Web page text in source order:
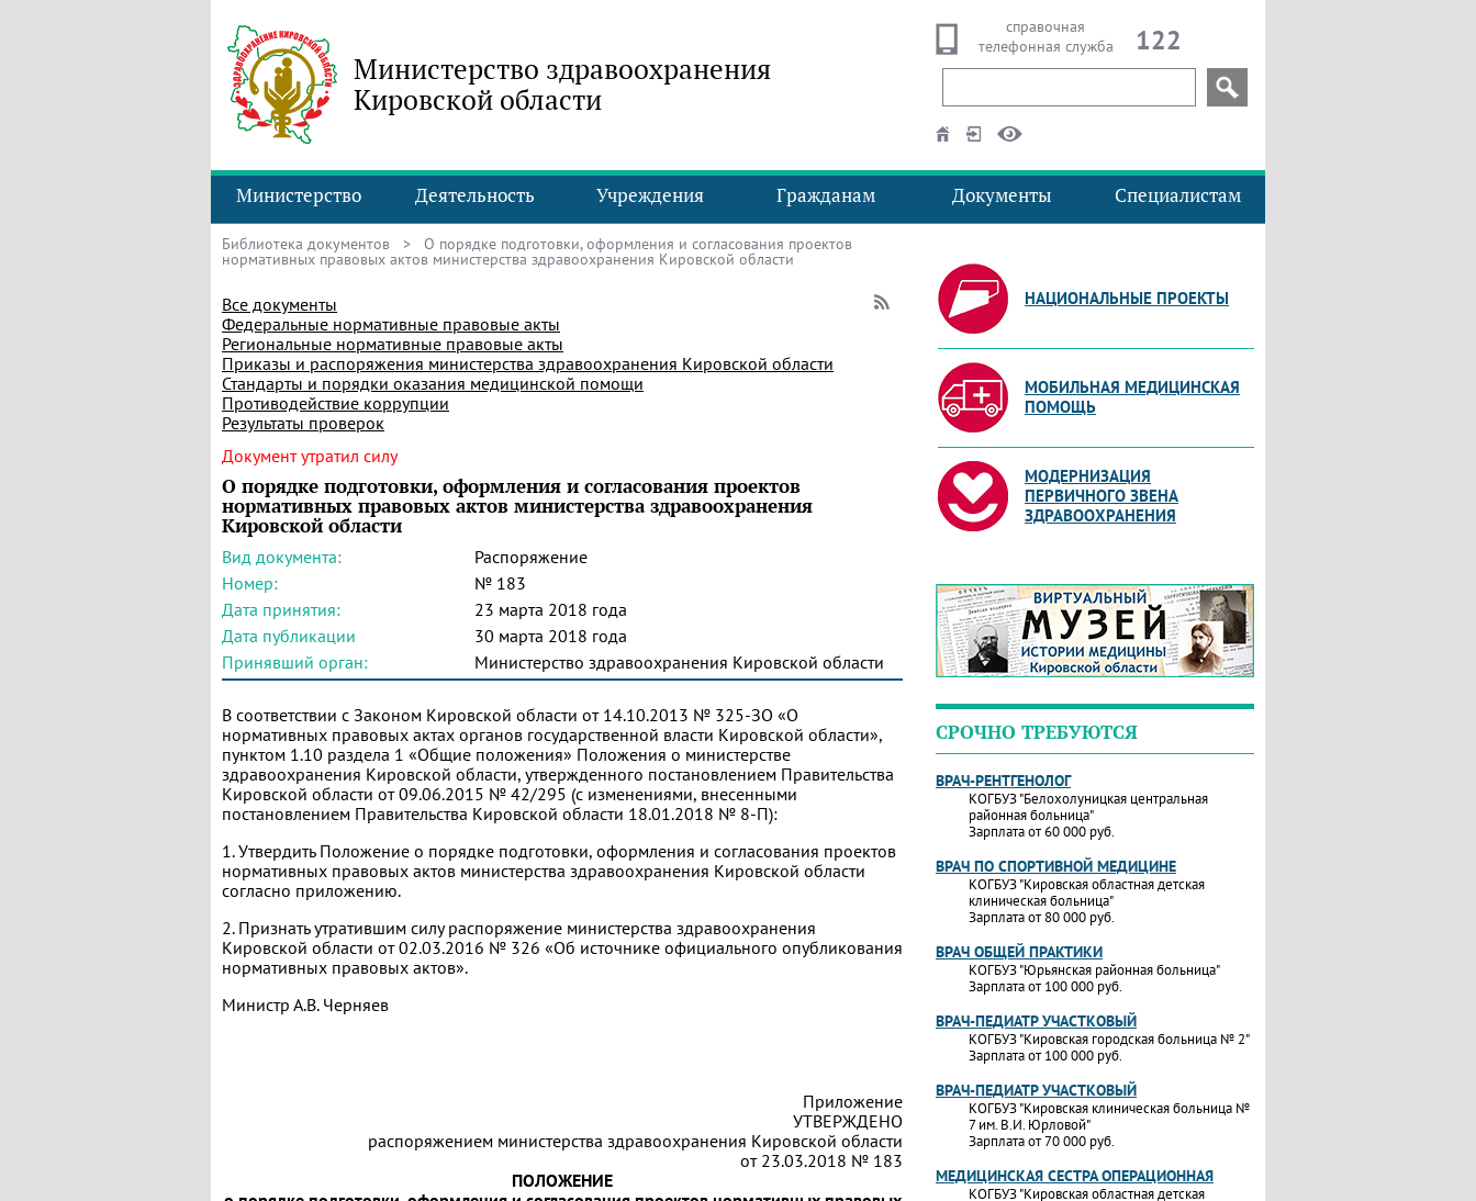
Министерство здравоохранения
Кировской области
справочная
телефонная служба
122
Министерство Деятельность Учреждения Гражданам Документы Специалистам
Библиотека документов > О порядке подготовки, оформления и согласования проектов
нормативных правовых актов министерства здравоохранения Кировской области
Все документы
Федеральные нормативные правовые акты
Региональные нормативные правовые акты
Приказы и распоряжения министерства здравоохранения Кировской области
Стандарты и порядки оказания медицинской помощи
Противодействие коррупции
Результаты проверок
Документ утратил силу
О порядке подготовки, оформления и согласования проектов
нормативных правовых актов министерства здравоохранения
Кировской области
Вид документа:
Распоряжение
Номер:
№ 183
Дата принятия:
23 марта 2018 года
Дата публикации
30 марта 2018 года
Принявший орган:
Министерство здравоохранения Кировской области
В соответствии с Законом Кировской области от 14.10.2013 № 325-ЗО «О
нормативных правовых актах органов государственной власти Кировской области»,
пунктом 1.10 раздела 1 «Общие положения» Положения о министерстве
здравоохранения Кировской области, утвержденного постановлением Правительства
Кировской области от 09.06.2015 № 42/295 (с изменениями, внесенными
постановлением Правительства Кировской области 18.01.2018 № 8-П):
1. Утвердить Положение о порядке подготовки, оформления и согласования проектов
нормативных правовых актов министерства здравоохранения Кировской области
согласно приложению.
2. Признать утратившим силу распоряжение министерства здравоохранения
Кировской области от 02.03.2016 № 326 «Об источнике официального опубликования
нормативных правовых актов».
Министр А.В. Черняев
Приложение
УТВЕРЖДЕНО
распоряжением министерства здравоохранения Кировской области
от 23.03.2018 № 183
ПОЛОЖЕНИЕ
НАЦИОНАЛЬНЫЕ ПРОЕКТЫ
МОБИЛЬНАЯ МЕДИЦИНСКАЯ
ПОМОЩЬ
МОДЕРНИЗАЦИЯ
ПЕРВИЧНОГО ЗВЕНА
ЗДРАВООХРАНЕНИЯ
СРОЧНО ТРЕБУЮТСЯ
ВРАЧ-РЕНТГЕНОЛОГ
КОГБУЗ "Белохолуницкая центральная
районная больница"
Зарплата от 60 000 руб.
ВРАЧ ПО СПОРТИВНОЙ МЕДИЦИНЕ
КОГБУЗ "Кировская областная детская
клиническая больница"
Зарплата от 80 000 руб.
ВРАЧ ОБЩЕЙ ПРАКТИКИ
КОГБУЗ "Юрьянская районная больница"
Зарплата от 100 000 руб.
ВРАЧ-ПЕДИАТР УЧАСТКОВЫЙ
КОГБУЗ "Кировская городская больница № 2"
Зарплата от 100 000 руб.
ВРАЧ-ПЕДИАТР УЧАСТКОВЫЙ
КОГБУЗ "Кировская клиническая больница №
7 им. В.И. Юрловой"
Зарплата от 70 000 руб.
МЕДИЦИНСКАЯ СЕСТРА ОПЕРАЦИОННАЯ
КОГБУЗ "Кировская областная детская